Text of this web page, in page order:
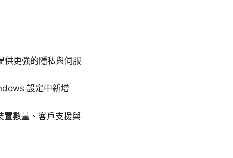
供更強的隱私與伺服
設定中新增
置數量、客戶支援與